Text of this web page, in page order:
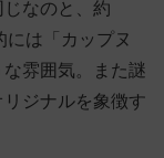
なのと、約
には「カップヌ
雰囲気。また謎
ジナルを象徴す